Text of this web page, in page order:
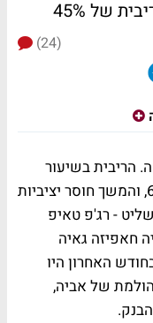
(24)
הריבית בשיעור
מפחיד של 45%, האינפלציה מעל 60%, והמשך חוסר יציביות
- רג'פ טאיפ
חאפיזה גאיה
האחרון היו
של אביה,